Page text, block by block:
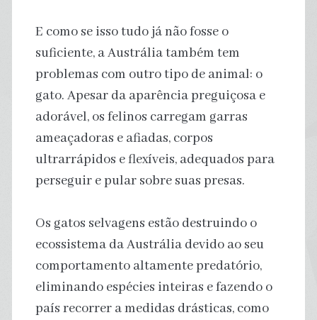
E como se isso tudo já não fosse o
suficiente, a Austrália também tem
problemas com outro tipo de animal: o
gato. Apesar da aparência preguiçosa e
adorável, os felinos carregam garras
ameaçadoras e afiadas, corpos
ultrarrápidos e flexíveis, adequados para
perseguir e pular sobre suas presas.
Os gatos selvagens estão destruindo o
ecossistema da Austrália devido ao seu
comportamento altamente predatório,
eliminando espécies inteiras e fazendo o
país recorrer a medidas drásticas, como